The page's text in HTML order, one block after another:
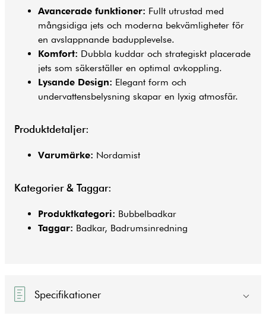
Avancerade funktioner: Fullt utrustad med
mångsidiga jets och moderna bekvämligheter för
en avslappnande badupplevelse.
Komfort: Dubbla kuddar och strategiskt placerade
jets som säkerställer en optimal avkoppling.
Lysande Design: Elegant form och
undervattensbelysning skapar en lyxig atmosfär.
Produktdetaljer:
Varumärke: Nordamist
Kategorier & Taggar:
Produktkategori: Bubbelbadkar
Taggar: Badkar, Badrumsinredning
Specifikationer